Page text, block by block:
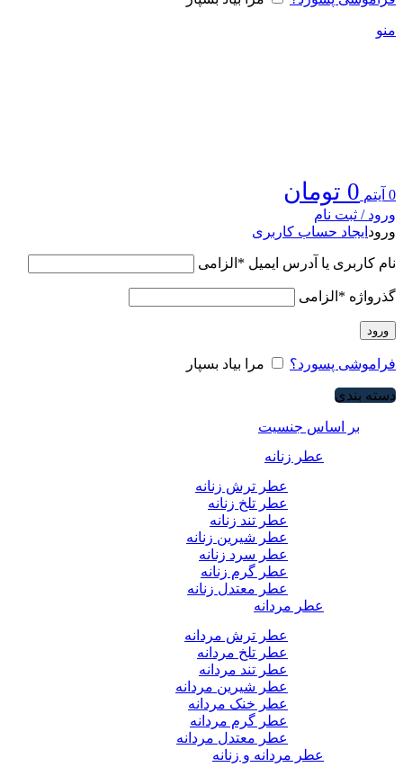
منو
0 آیتم 0 تومان
ورود / ثبت نام
ورود ایجاد حساب کاربری
نام کاربری یا آدرس ایمیل * الزامی
گذرواژه * الزامی
ورود
فراموشی پسورد؟ مرا بیاد بسپار
دسته بندی
بر اساس جنسیت
عطر زنانه
عطر ترش زنانه
عطر تلخ زنانه
عطر تند زنانه
عطر شیرین زنانه
عطر سرد زنانه
عطر گرم زنانه
عطر معتدل زنانه
عطر مردانه
عطر ترش مردانه
عطر تلخ مردانه
عطر تند مردانه
عطر شیرین مردانه
عطر خنک مردانه
عطر گرم مردانه
عطر معتدل مردانه
عطر مردانه و زنانه